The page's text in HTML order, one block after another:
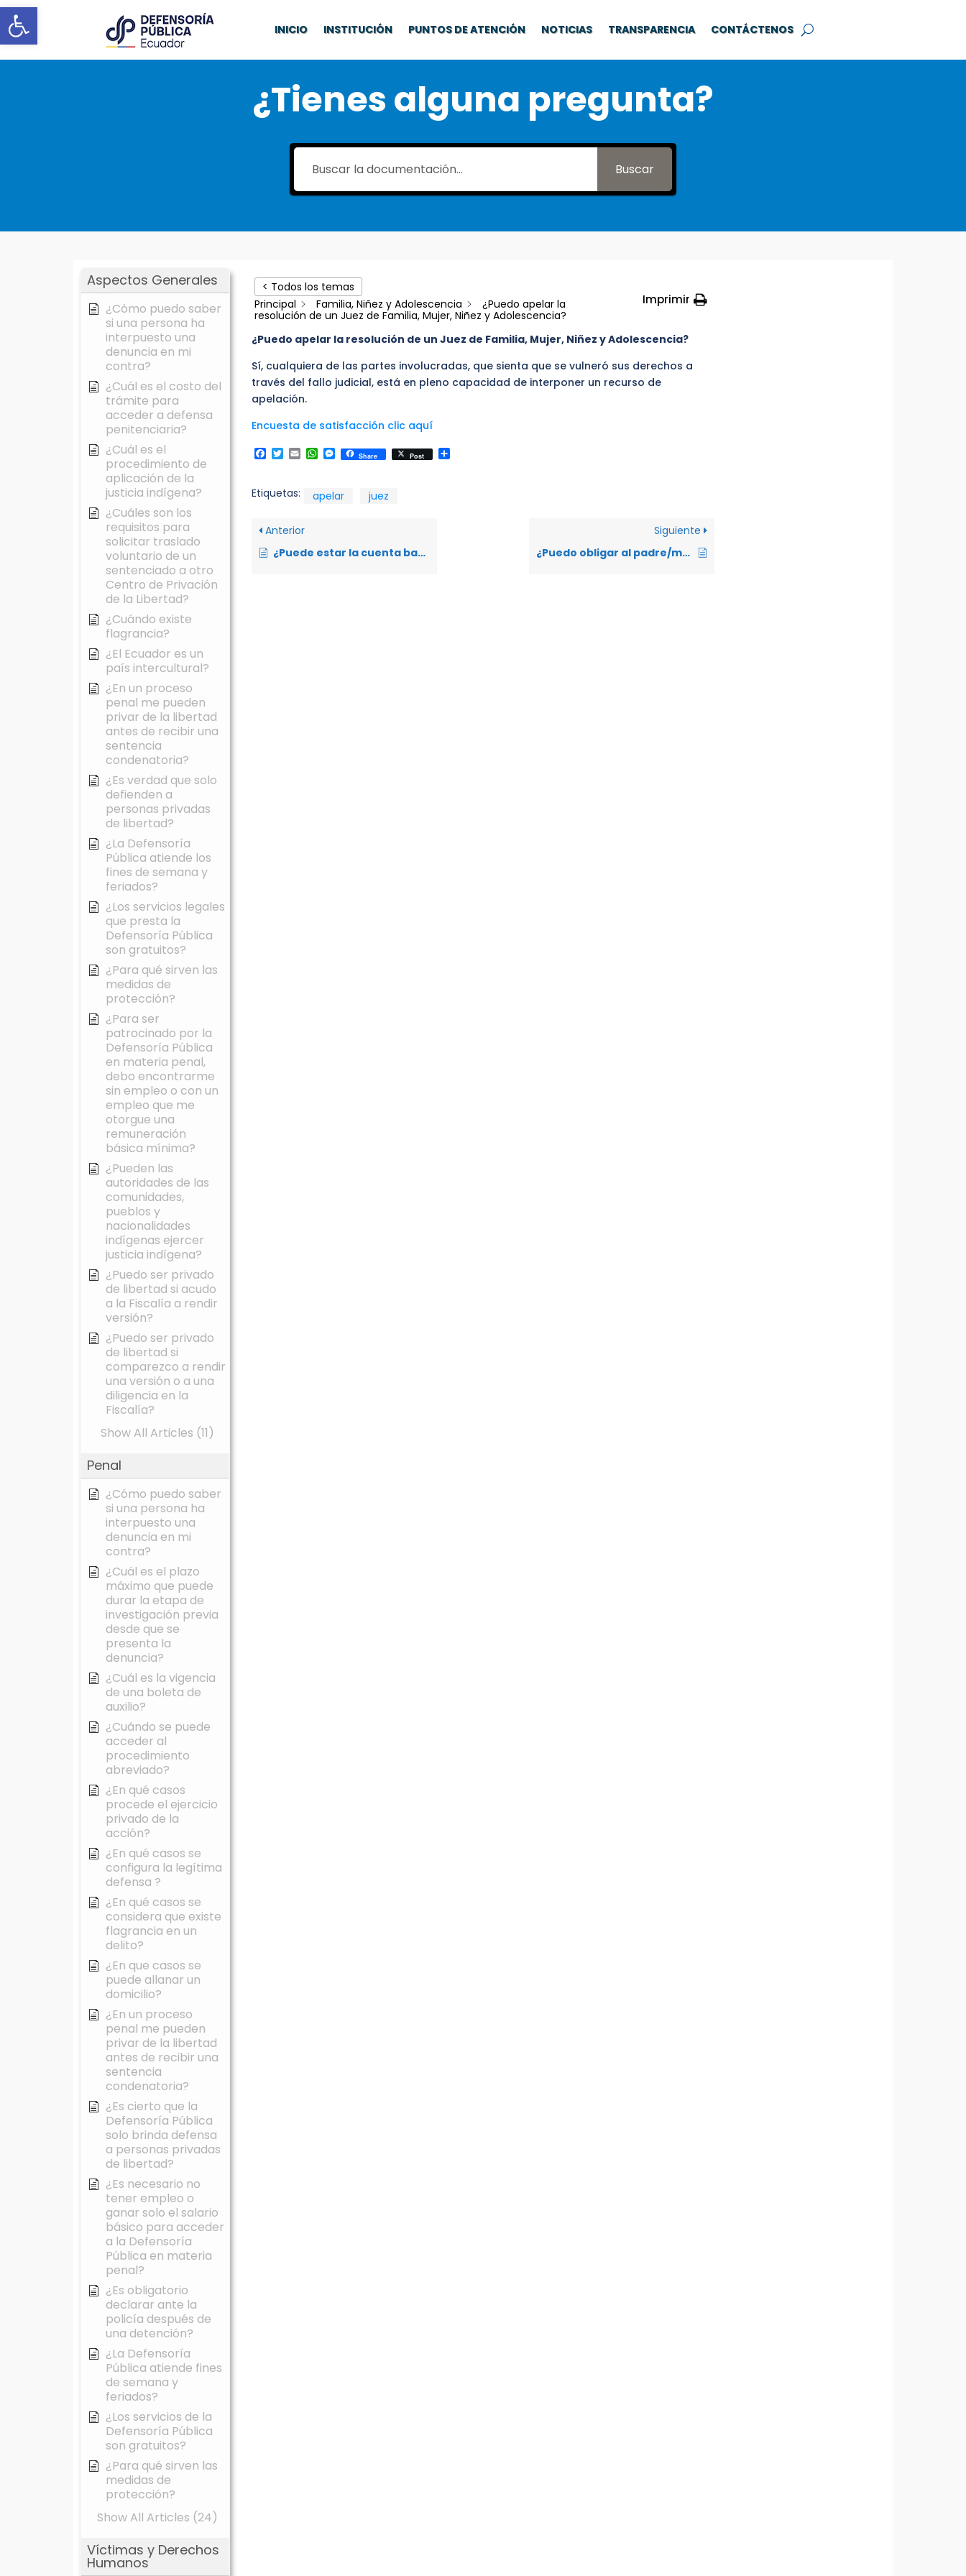
Abrir barra de herramientas INICIO INSTITUCIÓN PUNTOS DE ATENCIÓN NOTICIAS TRANSPARENCIA CONTÁCTENOS
¿Tienes alguna pregunta?
Buscar
Aspectos Generales
¿Cómo puedo saber
si una persona ha
interpuesto una
denuncia en mi
contra?
¿Cuál es el costo del
trámite para
acceder a defensa
penitenciaria?
¿Cuál es el
procedimiento de
aplicación de la
justicia indígena?
¿Cuáles son los
requisitos para
solicitar traslado
voluntario de un
sentenciado a otro
Centro de Privación
de la Libertad?
¿Cuándo existe
flagrancia?
¿El Ecuador es un
país intercultural?
¿En un proceso
penal me pueden
privar de la libertad
antes de recibir una
sentencia
condenatoria?
¿Es verdad que solo
defienden a
personas privadas
de libertad?
¿La Defensoría
Pública atiende los
fines de semana y
feriados?
¿Los servicios legales
que presta la
Defensoría Pública
son gratuitos?
¿Para qué sirven las
medidas de
protección?
¿Para ser
patrocinado por la
Defensoría Pública
en materia penal,
debo encontrarme
sin empleo o con un
empleo que me
otorgue una
remuneración
básica mínima?
¿Pueden las
autoridades de las
comunidades,
pueblos y
nacionalidades
indígenas ejercer
justicia indígena?
¿Puedo ser privado
de libertad si acudo
a la Fiscalía a rendir
versión?
¿Puedo ser privado
de libertad si
comparezco a rendir
una versión o a una
diligencia en la
Fiscalía?
Show All Articles (11)
Penal
¿Cómo puedo saber
si una persona ha
interpuesto una
denuncia en mi
contra?
¿Cuál es el plazo
máximo que puede
durar la etapa de
investigación previa
desde que se
presenta la
denuncia?
¿Cuál es la vigencia
de una boleta de
auxilio?
¿Cuándo se puede
acceder al
procedimiento
abreviado?
¿En qué casos
procede el ejercicio
privado de la
acción?
¿En qué casos se
configura la legítima
defensa ?
¿En qué casos se
considera que existe
flagrancia en un
delito?
¿En que casos se
puede allanar un
domicilio?
¿En un proceso
penal me pueden
privar de la libertad
antes de recibir una
sentencia
condenatoria?
¿Es cierto que la
Defensoría Pública
solo brinda defensa
a personas privadas
de libertad?
¿Es necesario no
tener empleo o
ganar solo el salario
básico para acceder
a la Defensoría
Pública en materia
penal?
¿Es obligatorio
declarar ante la
policía después de
una detención?
¿La Defensoría
Pública atiende fines
de semana y
feriados?
¿Los servicios de la
Defensoría Pública
son gratuitos?
¿Para qué sirven las
medidas de
protección?
Show All Articles (24)
Víctimas y Derechos
Humanos
< Todos los temas
Principal
Familia, Niñez y Adolescencia
¿Puedo apelar la
resolución de un Juez de Familia, Mujer, Niñez y Adolescencia?
Imprimir
¿Puedo apelar la resolución de un Juez de Familia, Mujer, Niñez y Adolescencia?
Sí, cualquiera de las partes involucradas, que sienta que se vulneró sus derechos a
través del fallo judicial, está en pleno capacidad de interponer un recurso de
apelación.
Encuesta de satisfacción clic aquí
Facebook
Twitter
EmailWhatsApp
Messenger
Share Post
Etiquetas: apelar juez
Anterior
¿Puede estar la cuenta bancaria a nombre de otra persona que no sea la representante del derechohabiente?
Siguiente
¿Puedo obligar al padre/madre de mi hijo/a que lo visite?